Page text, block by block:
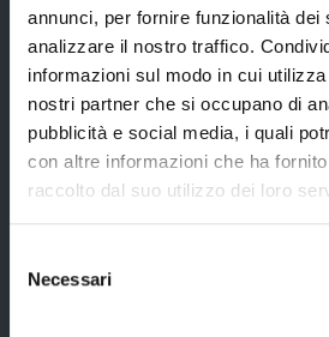
annunci, per fornire funzionalità dei
analizzare il nostro traffico.
informazioni sul modo in cui
nostri partner che si occupano di
pubblicità e social media, i quali
con altre informazioni che ha
raccolto dal suo utilizzo dei loro
delNecessari
Servizi
Servizi online